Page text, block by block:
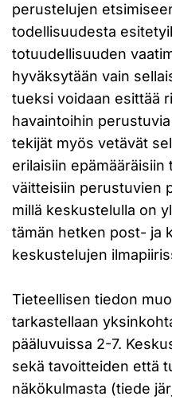
perustelujen
todellisuudesta
totuudellisuuden
hyväksytään vain
tueksi voidaan esittää
havaintoihin
tekijät myös vetävät
erilaisiin
väitteisiin perustuvien
millä keskustelulla on
tämän hetken post- ja
keskustelujen
Tieteellisen tiedon
tarkastellaan
pääluvuissa 2-7.
sekä tavoitteiden että
näkökulmasta (tiede